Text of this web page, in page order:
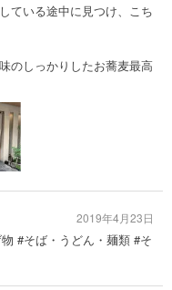
ている途中に見つけ、こち
のしっかりしたお蕎麦最高
#そば・うどん・麺類 #そ
2019年4月23日